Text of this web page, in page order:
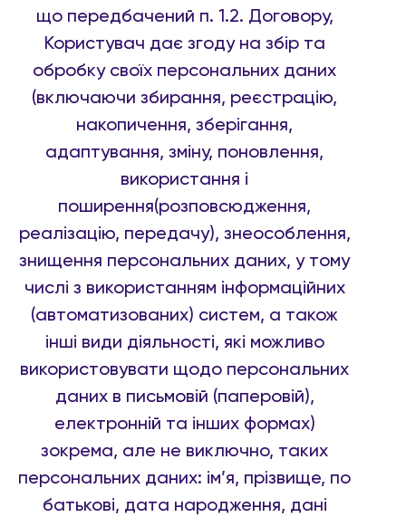
що передбачений п. 1.2. Договору,
Користувач дає згоду на збір та
обробку своїх персональних даних
(включаючи збирання, реєстрацію,
накопичення, зберігання,
адаптування, зміну, поновлення,
використання і
поширення(розповсюдження,
реалізацію, передачу), знеособлення,
знищення персональних даних, у тому
числі з використанням інформаційних
(автоматизованих) систем, а також
інші види діяльності, які можливо
використовувати щодо персональних
даних в письмовій (паперовій),
електронній та інших формах)
зокрема, але не виключно, таких
персональних даних: ім’я, прізвище, по
батькові, дата народження, дані